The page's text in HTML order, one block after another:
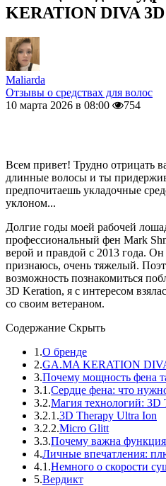
KERATION DIVA 3D
Maliarda
Отзывы о средствах для волос
10 марта 2026 в 08:00
754
Всем привет! Трудно отрицать
длинные волосы и ты
предпочитаешь укладочные
уклоном...
Долгие годы моей рабочей
профессиональный фен Mark
верой и правдой с 2013 года.
признаюсь, очень тяжелый.
возможность познакомиться
3D Keration, я с интересом
со своим ветераном.
Содержание Скрыть
1.О бренде
2.GA.MA KERATION
3.Почему мощность фена
3.1.Сердце фена: что
3.2.Магия технологий: 3D
3.2.1.3D Therapy Ultra Ion
3.2.2.Micro Glitt
3.3.Почему важна функция
4.Личные впечатления:
4.1.Немного о скорости
5.Вердикт